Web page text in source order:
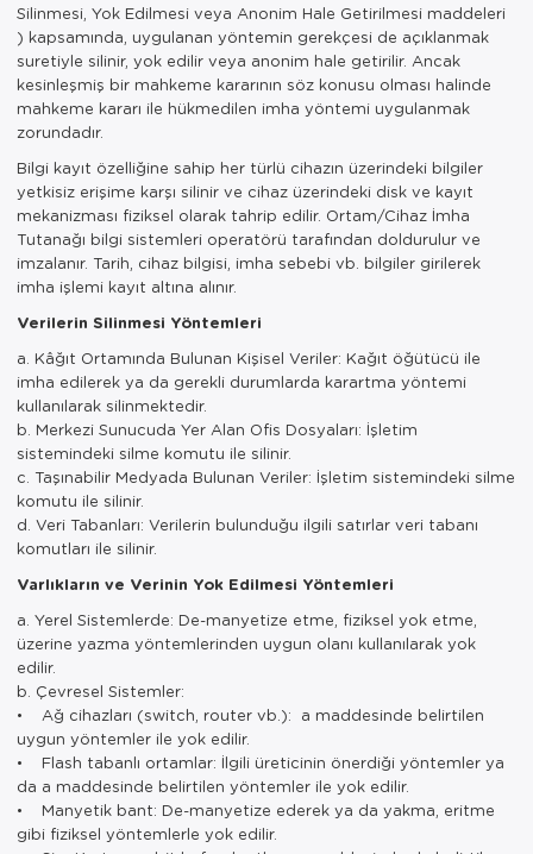
Silinmesi, Yok Edilmesi veya Anonim Hale Getirilmesi maddeleri
) kapsamında, uygulanan yöntemin gerekçesi de açıklanmak
suretiyle silinir, yok edilir veya anonim hale getirilir. Ancak
kesinleşmiş bir mahkeme kararının söz konusu olması halinde
mahkeme kararı ile hükmedilen imha yöntemi uygulanmak
zorundadır.
Bilgi kayıt özelliğine sahip her türlü cihazın üzerindeki bilgiler
yetkisiz erişime karşı silinir ve cihaz üzerindeki disk ve kayıt
mekanizması fiziksel olarak tahrip edilir. Ortam/Cihaz İmha
Tutanağı bilgi sistemleri operatörü tarafından doldurulur ve
imzalanır. Tarih, cihaz bilgisi, imha sebebi vb. bilgiler girilerek
imha işlemi kayıt altına alınır.
Verilerin Silinmesi Yöntemleri
a. Kâğıt Ortamında Bulunan Kişisel Veriler: Kağıt öğütücü ile
imha edilerek ya da gerekli durumlarda karartma yöntemi
kullanılarak silinmektedir.
b. Merkezi Sunucuda Yer Alan Ofis Dosyaları: İşletim
sistemindeki silme komutu ile silinir.
c. Taşınabilir Medyada Bulunan Veriler: İşletim sistemindeki silme
komutu ile silinir.
d. Veri Tabanları: Verilerin bulunduğu ilgili satırlar veri tabanı
komutları ile silinir.
Varlıkların ve Verinin Yok Edilmesi Yöntemleri
a. Yerel Sistemlerde: De-manyetize etme, fiziksel yok etme,
üzerine yazma yöntemlerinden uygun olanı kullanılarak yok
edilir.
b. Çevresel Sistemler:
• Ağ cihazları (switch, router vb.): a maddesinde belirtilen
uygun yöntemler ile yok edilir.
• Flash tabanlı ortamlar: İlgili üreticinin önerdiği yöntemler ya
da a maddesinde belirtilen yöntemler ile yok edilir.
• Manyetik bant: De-manyetize ederek ya da yakma, eritme
gibi fiziksel yöntemlerle yok edilir.